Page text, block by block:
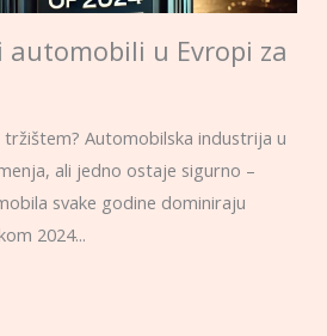
u Evropi za
Automobilska industrija u
ali jedno ostaje sigurno –
svake godine dominiraju
2024...